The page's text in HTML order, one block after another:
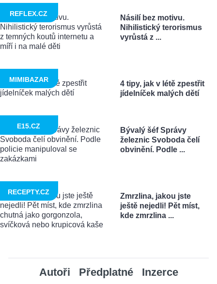
Násilí bez motivu.
Nihilistický terorismus
vyrůstá z ...
REFLEX.CZ
4 tipy, jak v létě zpestřit
jídelníček malých dětí
MIMIBAZAR
Bývalý šéf Správy
železnic Svoboda čelí
obvinění. Podle ...
E15.CZ
Zmrzlina, jakou jste
ještě nejedli! Pět míst,
kde zmrzlina ...
RECEPTY.CZ
Autoři Předplatné Inzerce